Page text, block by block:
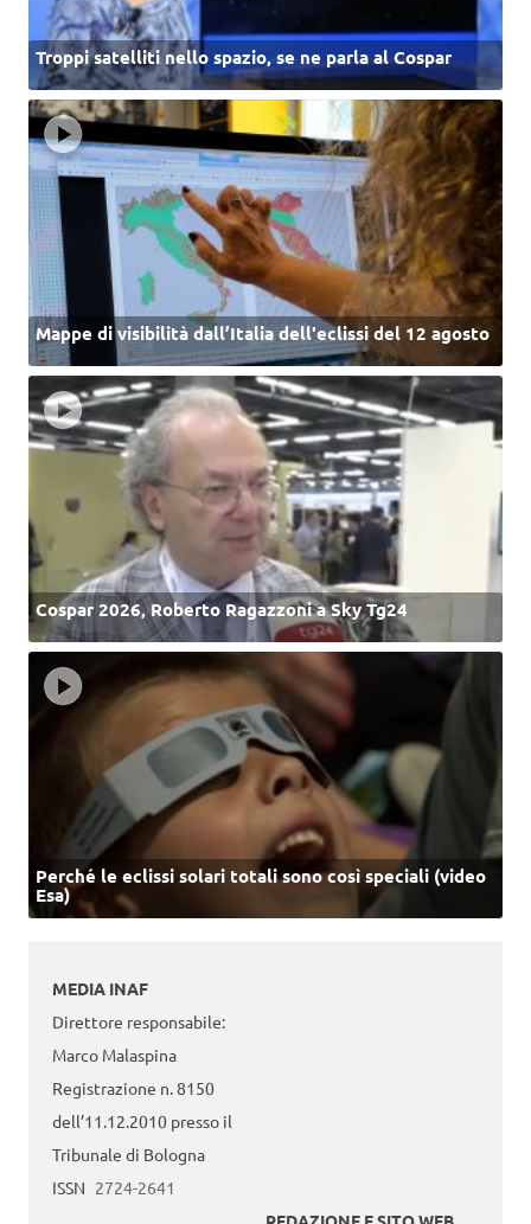
Troppi satelliti nello spazio, se ne parla al Cospar
Mappe di visibilità dall’Italia dell'eclissi del 12 agosto
Cospar 2026, Roberto Ragazzoni a Sky Tg24
Perché le eclissi solari totali sono così speciali (video
Esa)
MEDIA INAF
Direttore responsabile:
Marco Malaspina
Registrazione n. 8150
dell’11.12.2010 presso il
Tribunale di Bologna
ISSN 2724-2641